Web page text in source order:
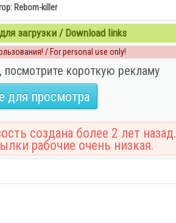
Reborn-killer
загрузки / Download links
/ For personal use only!
короткую рекламу
для просмотра
создана более 2 лет назад.
рабочие очень низкая.